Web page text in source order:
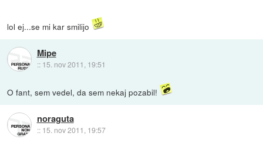
lol ej...se mi kar smilijo
Mipe
:: 15. nov 2011, 19:51
O fant, sem vedel, da sem nekaj pozabil!
noraguta
:: 15. nov 2011, 19:57